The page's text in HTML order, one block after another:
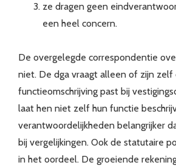
ze dragen geen
een heel concern.
De overgelegde correspondentie
niet. De dga vraagt alleen of zijn
functieomschrijving past bij
laat hen niet zelf hun functie
verantwoordelijkheden belangrijker
bij vergelijkingen. Ook de statutaire
in het oordeel. De groeiende